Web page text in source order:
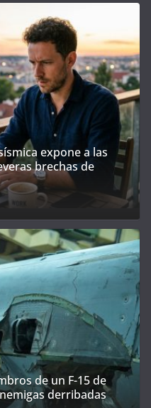
expone a las
brechas de
de un F-15 de
derribadas